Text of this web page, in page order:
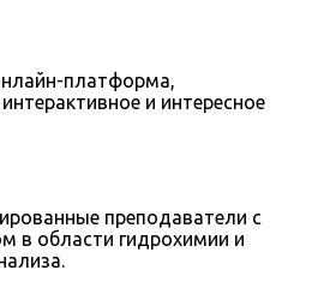
платформа,
и интересное
преподаватели с
в области гидрохимии и